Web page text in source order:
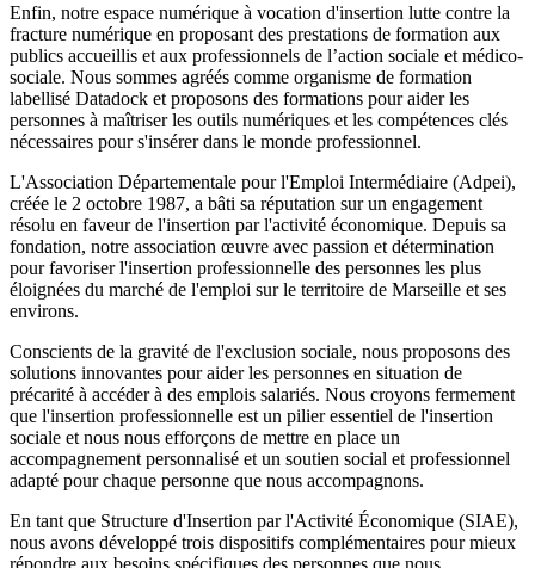
Enfin, notre espace numérique à vocation d'insertion lutte contre la
fracture numérique en proposant des prestations de formation aux
publics accueillis et aux professionnels de l’action sociale et médico-
sociale. Nous sommes agréés comme organisme de formation
labellisé Datadock et proposons des formations pour aider les
personnes à maîtriser les outils numériques et les compétences clés
nécessaires pour s'insérer dans le monde professionnel.
L'Association Départementale pour l'Emploi Intermédiaire (Adpei),
créée le 2 octobre 1987, a bâti sa réputation sur un engagement
résolu en faveur de l'insertion par l'activité économique. Depuis sa
fondation, notre association œuvre avec passion et détermination
pour favoriser l'insertion professionnelle des personnes les plus
éloignées du marché de l'emploi sur le territoire de Marseille et ses
environs.
Conscients de la gravité de l'exclusion sociale, nous proposons des
solutions innovantes pour aider les personnes en situation de
précarité à accéder à des emplois salariés. Nous croyons fermement
que l'insertion professionnelle est un pilier essentiel de l'insertion
sociale et nous nous efforçons de mettre en place un
accompagnement personnalisé et un soutien social et professionnel
adapté pour chaque personne que nous accompagnons.
En tant que Structure d'Insertion par l'Activité Économique (SIAE),
nous avons développé trois dispositifs complémentaires pour mieux
répondre aux besoins spécifiques des personnes que nous